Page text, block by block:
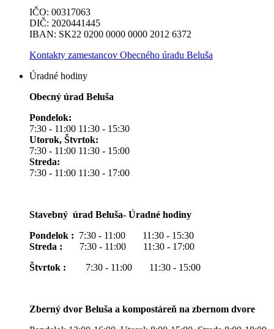
IČO: 00317063
DIČ: 2020441445
IBAN: SK22 0200 0000 0000 2012 6372
Kontakty zamestancov Obecného úradu Beluša
Úradné hodiny
Obecný úrad Beluša
Pondelok:
7:30 - 11:00 11:30 - 15:30
Utorok, Štvrtok:
7:30 - 11:00 11:30 - 15:00
Streda:
7:30 - 11:00 11:30 - 17:00
Stavebný úrad Beluša- Úradné hodiny
Pondelok : 7:30 - 11:00 11:30 - 15:30
Streda : 7:30 - 11:00 11:30 - 17:00
Štvrtok : 7:30 - 11:00 11:30 - 15:00
Zberný dvor Beluša a kompostáreň na zbernom dvore